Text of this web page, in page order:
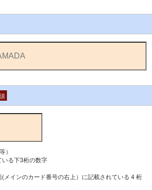
）
る下3桁の数字
メインのカード番号の右上）に記載されている 4 桁